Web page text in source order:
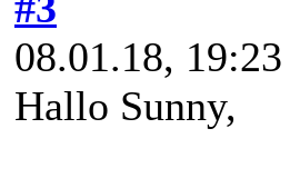
08.01.18, 19:23
Hallo Sunny,